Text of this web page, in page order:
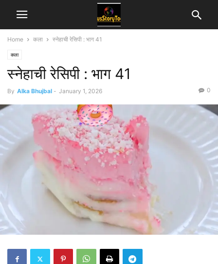
Home कला स्नेहाची रेसिपी : भाग 41
कला
स्नेहाची रेसिपी : भाग 41
By Alka Bhujbal - January 1, 2026 0